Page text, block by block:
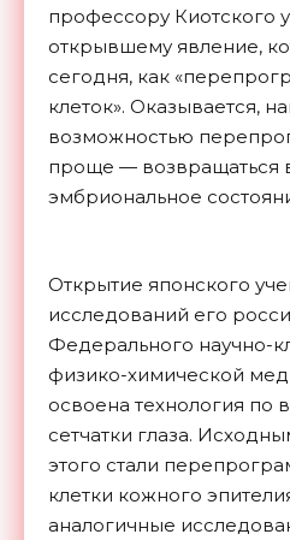
профессору Киотского
открывшему явление,
сегодня, как
клеток». Оказывается,
возможностью
проще — возвращаться
эмбриональное
Открытие японского
исследований его
Федерального научно-
физико-химической
освоена технология
сетчатки глаза.
этого стали
клетки кожного
аналогичные